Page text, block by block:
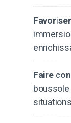
Faire
boussole